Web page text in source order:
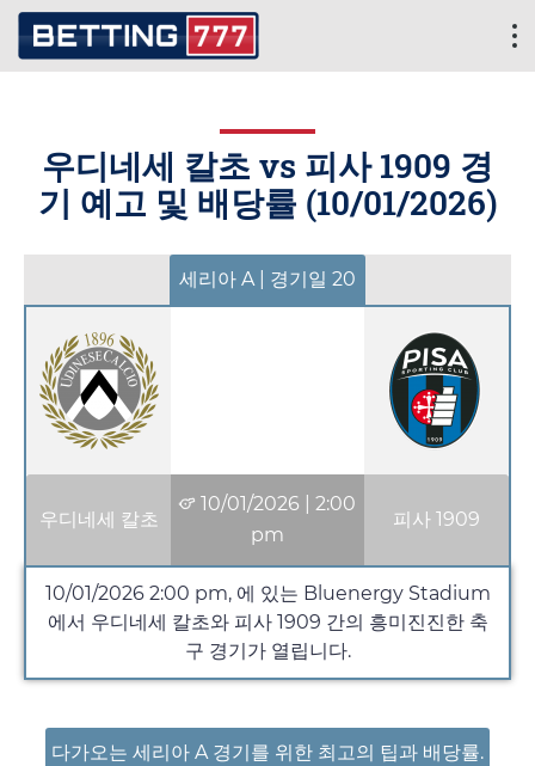
우디네세 칼초 vs 피사 1909 경
기 예고 및 배당률 (10/01/2026)
세리아 A | 경기일 20
우디네세 칼초
10/01/2026 |2:00
pm
피사 1909
10/01/2026 2:00 pm, 에 있는 Bluenergy Stadium
에서 우디네세 칼초와 피사 1909 간의 흥미진진한 축
구 경기가 열립니다.
다가오는 세리아 A 경기를 위한 최고의 팁과 배당률.